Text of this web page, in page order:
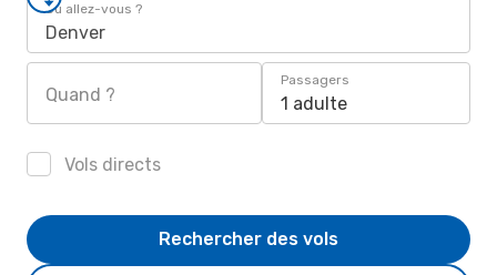
Où allez-vous ?
Denver
Quand ?
Passagers
1 adulte
Vols directs
Rechercher des vols